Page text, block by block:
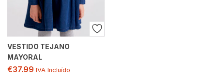
VESTIDO TEJANO
MAYORAL
€37.99 IVA Incluído